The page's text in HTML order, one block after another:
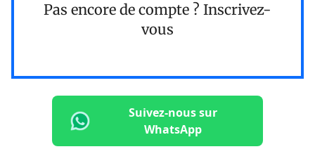
Pas encore de compte ? Inscrivez-
vous
Suivez-nous sur
WhatsApp